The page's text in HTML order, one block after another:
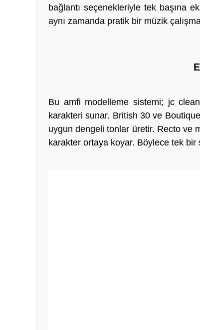
bağlantı seçenekleriyle tek başına
aynı zamanda pratik bir müzik
Bu amfi modelleme sistemi; jc
karakteri sunar. British 30 ve
uygun dengeli tonlar üretir. Recto ve
karakter ortaya koyar. Böylece tek